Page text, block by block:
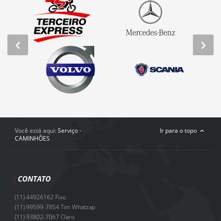
Você está aqui: Serviço -
CAMINHÕES
Ir para o topo
CONTATO
(11) 44926162 Fixo
(11) 99599-7854 Tim Whatzap
(11) 93802-7067 Claro